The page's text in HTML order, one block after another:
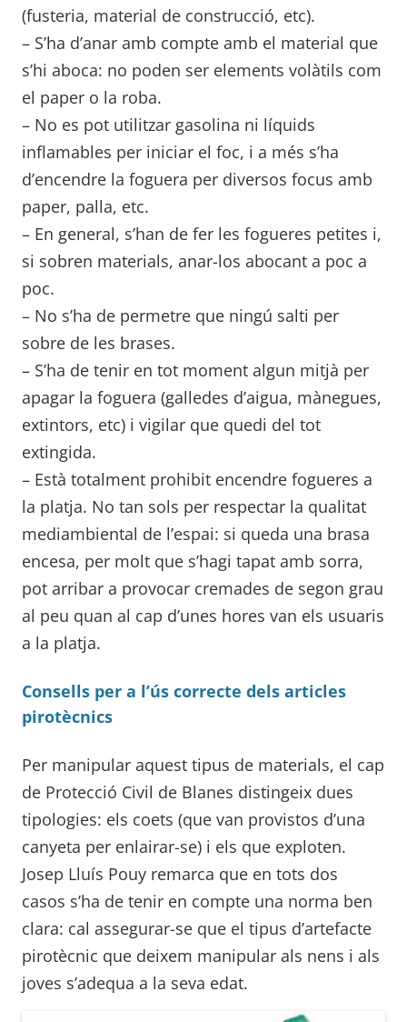
(fusteria, material de construcció, etc).
– S’ha d’anar amb compte amb el material que
s’hi aboca: no poden ser elements volàtils com
el paper o la roba.
– No es pot utilitzar gasolina ni líquids
inflamables per iniciar el foc, i a més s’ha
d’encendre la foguera per diversos focus amb
paper, palla, etc.
– En general, s’han de fer les fogueres petites i,
si sobren materials, anar-los abocant a poc a
poc.
– No s’ha de permetre que ningú salti per
sobre de les brases.
– S’ha de tenir en tot moment algun mitjà per
apagar la foguera (galledes d’aigua, mànegues,
extintors, etc) i vigilar que quedi del tot
extingida.
– Està totalment prohibit encendre fogueres a
la platja. No tan sols per respectar la qualitat
mediambiental de l’espai: si queda una brasa
encesa, per molt que s’hagi tapat amb sorra,
pot arribar a provocar cremades de segon grau
al peu quan al cap d’unes hores van els usuaris
a la platja.
Consells per a l’ús correcte dels articles
pirotècnics
Per manipular aquest tipus de materials, el cap
de Protecció Civil de Blanes distingeix dues
tipologies: els coets (que van provistos d’una
canyeta per enlairar-se) i els que exploten.
Josep Lluís Pouy remarca que en tots dos
casos s’ha de tenir en compte una norma ben
clara: cal assegurar-se que el tipus d’artefacte
pirotècnic que deixem manipular als nens i als
joves s’adequa a la seva edat.